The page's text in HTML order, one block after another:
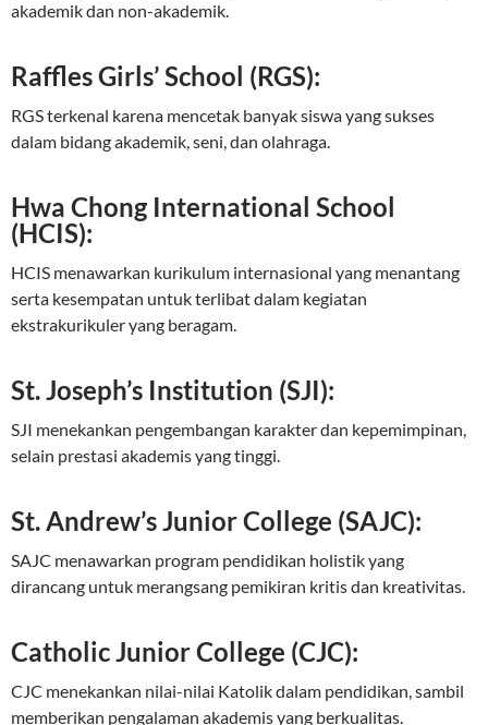
akademik dan non-akademik.
Raffles Girls’ School (RGS):
RGS terkenal karena mencetak banyak siswa yang sukses
dalam bidang akademik, seni, dan olahraga.
Hwa Chong International School
(HCIS):
HCIS menawarkan kurikulum internasional yang menantang
serta kesempatan untuk terlibat dalam kegiatan
ekstrakurikuler yang beragam.
St. Joseph’s Institution (SJI):
SJI menekankan pengembangan karakter dan kepemimpinan,
selain prestasi akademis yang tinggi.
St. Andrew’s Junior College (SAJC):
SAJC menawarkan program pendidikan holistik yang
dirancang untuk merangsang pemikiran kritis dan kreativitas.
Catholic Junior College (CJC):
CJC menekankan nilai-nilai Katolik dalam pendidikan, sambil
memberikan pengalaman akademis yang berkualitas.